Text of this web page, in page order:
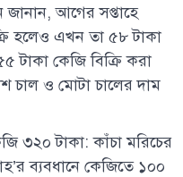
জানান, আগের সপ্তাহে
হলেও এখন তা ৫৮ টাকা
টাকা কেজি বিক্রি করা
চাল ও মোটা চালের দাম
৩২০ টাকা: কাঁচা মরিচের
ব্যবধানে কেজিতে ১০০